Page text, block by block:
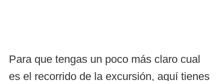
Para que tengas un poco más claro cual
es el recorrido de la excursión, aquí tienes